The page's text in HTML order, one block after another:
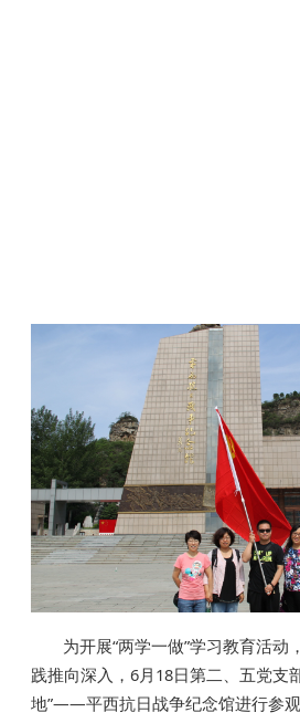
为开展“两学一做”学习教育活动
践推向深入，6月18日第二、五党支
地”——平西抗日战争纪念馆进行参观